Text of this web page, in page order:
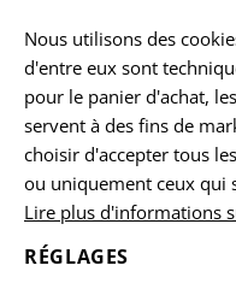
ACCUEIL EQUIPEMENTS
MULTI
Nous utilisons des
d'entre eux sont
pour le panier d'achat,
servent à des fins de
choisir d'accepter tous
ou uniquement ceux qui
Lire plus d'informations
RÉGLAGES